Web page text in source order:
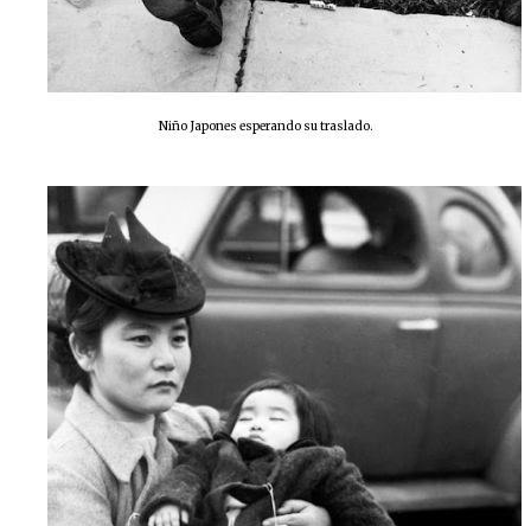
Niño Japones esperando su traslado.